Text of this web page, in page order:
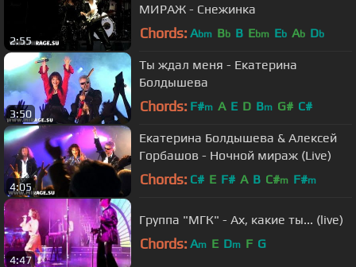
2:55
МИРАЖ - Снежинка
Chords: Abm Bb B Ebm Eb Ab Db
3:50
Ты ждал меня - Екатерина
Болдышева
Chords: F#m A E D Bm G# C#
4:05
Екатерина Болдышева & Алексей
Горбашов - Ночной мираж (Live)
Chords: C# E F# A B C#m F#m
4:47
Группа "МГК" - Ах, какие ты... (live)
Chords: Am E Dm F G